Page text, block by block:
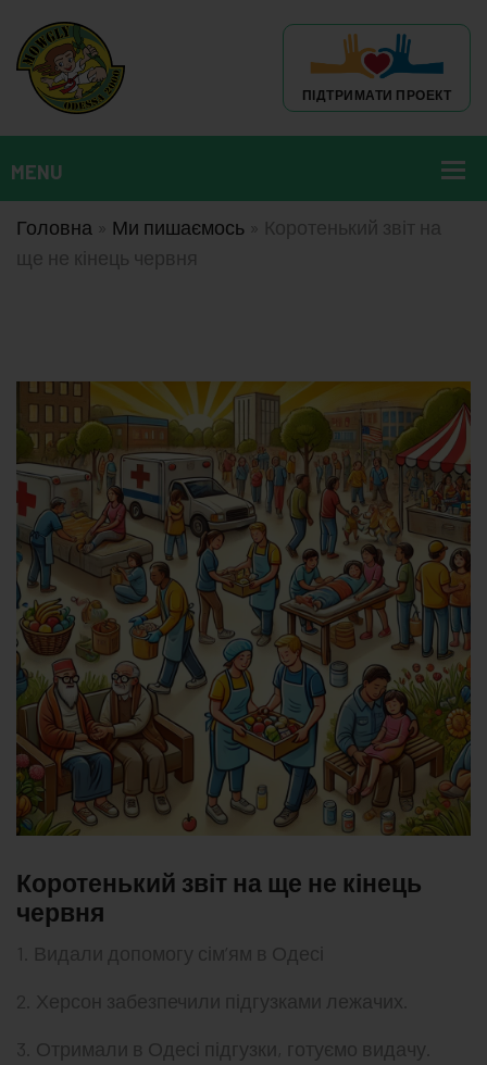
ПІДТРИМАТИ ПРОЕКТ
Головна Ми пишаємось
Коротенький звіт на
ще не кінець червня
Коротенький звіт на ще не кінець
червня
1. Видали допомогу сім’ям в Одесі
2. Херсон забезпечили підгузками лежачих.
3. Отримали в Одесі підгузки, готуємо видачу.